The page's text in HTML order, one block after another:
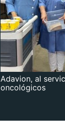
Adavion, al
oncológicos